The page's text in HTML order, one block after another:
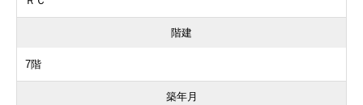
階建
7階
築年月